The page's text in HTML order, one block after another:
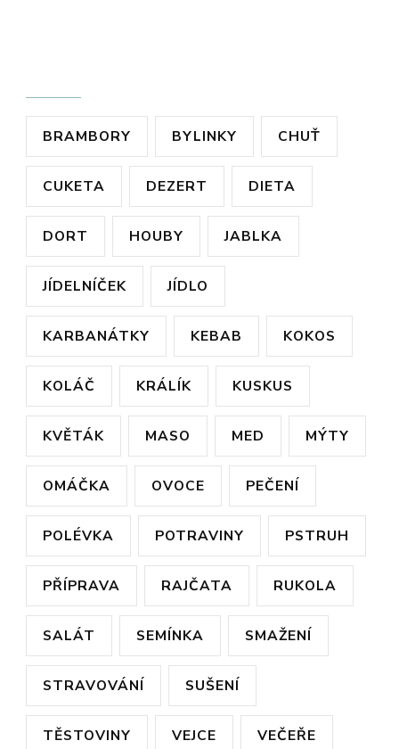
BRAMBORY BYLINKY CHUŤ
CUKETA DEZERT DIETA
DORT HOUBY JABLKA
JÍDELNÍČEK JÍDLO
KARBANÁTKY KEBAB KOKOS
KOLÁČ KRÁLÍK KUSKUS
KVĚTÁK MASO MED MÝTY
OMÁČKA OVOCE PEČENÍ
POLÉVKA POTRAVINY PSTRUH
PŘÍPRAVA RAJČATA RUKOLA
SALÁT SEMÍNKA SMAŽENÍ
STRAVOVÁNÍ SUŠENÍ
TĚSTOVINY VEJCE VEČEŘE